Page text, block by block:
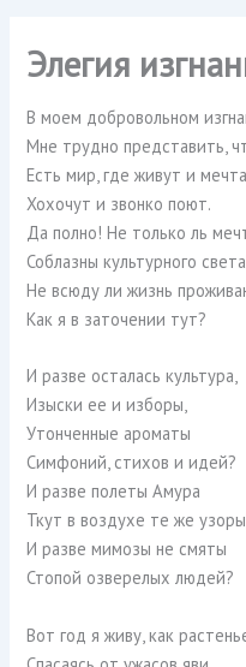
Элегия
В моем добровольном
Мне трудно представить,
Есть мир, где живут и
Хохочут и звонко поют.
Да полно! Не только ль
Соблазны культурного
Не всюду ли жизнь
Как я в заточении тут?
И разве осталась культура,
Изыски ее и изборы,
Утонченные ароматы
Симфоний, стихов и идей?
И разве полеты Амура
Ткут в воздухе те же
И разве мимозы не смяты
Стопой озверелых людей?
Вот год я живу, как